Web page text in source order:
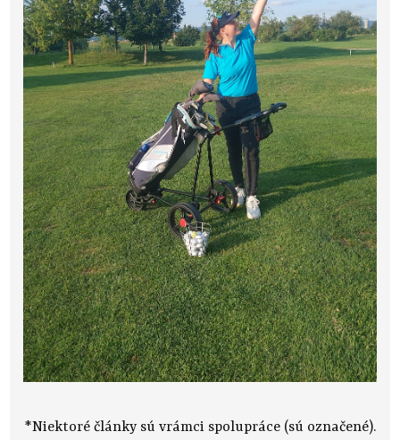
*Niektoré články sú vrámci spolupráce (sú označené).